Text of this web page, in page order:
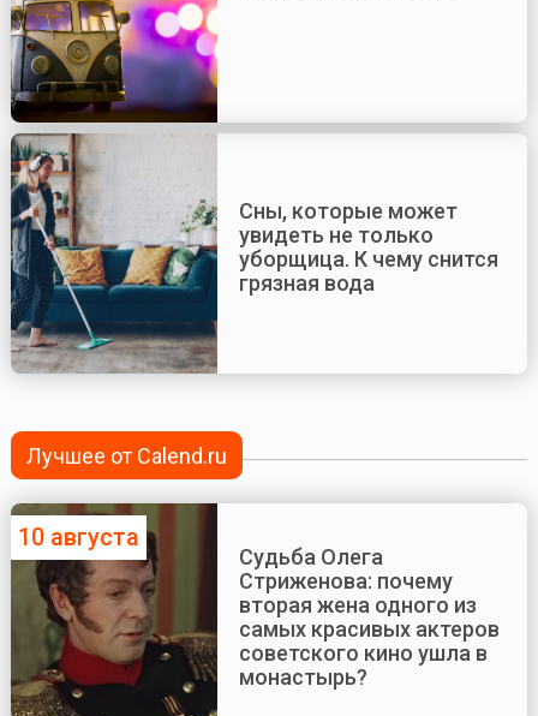
Сны, которые может
увидеть не только
уборщица. К чему снится
грязная вода
Лучшее от Calend.ru
10 августа
Судьба Олега
Стриженова: почему
вторая жена одного из
самых красивых актеров
советского кино ушла в
монастырь?